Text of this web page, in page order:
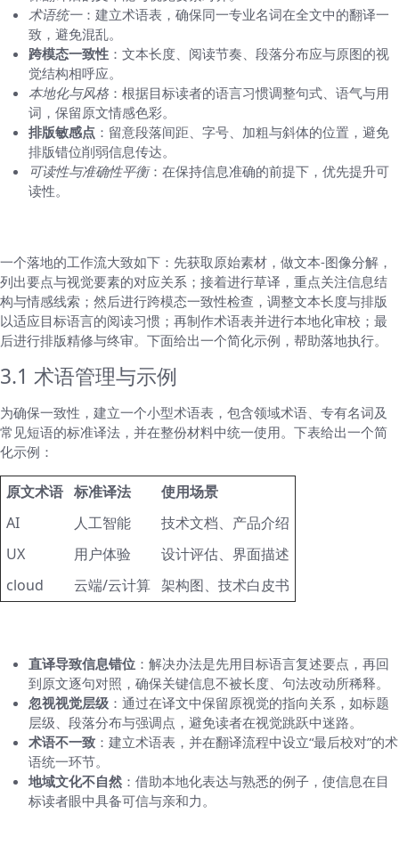
术语统一：建立术语表，确保同一专业名词在全文中的翻译一
致，避免混乱。
跨模态一致性 ：文本长度、阅读节奏、段落分布应与原图的视
觉结构相呼应。
本地化与风格 ：根据目标读者的语言习惯调整句式、语气与用
词，保留原文情感色彩。
排版敏感点 ：留意段落间距、字号、加粗与斜体的位置，避免
排版错位削弱信息传达。
可读性与准确性平衡：在保持信息准确的前提下，优先提升可
读性。
一个落地的工作流大致如下：先获取原始素材，做文本-图像分解，
列出要点与视觉要素的对应关系；接着进行草译，重点关注信息结
构与情感线索；然后进行跨模态一致性检查，调整文本长度与排版
以适应目标语言的阅读习惯；再制作术语表并进行本地化审校；最
后进行排版精修与终审。下面给出一个简化示例，帮助落地执行。
3.1 术语管理与示例
为确保一致性，建立一个小型术语表，包含领域术语、专有名词及
常见短语的标准译法，并在整份材料中统一使用。下表给出一个简
化示例：
原文术语 标准译法
使用场景
AI
人工智能
技术文档、产品介绍
UX
用户体验
设计评估、界面描述
cloud
云端/云计算 架构图、技术白皮书
直译导致信息错位 ：解决办法是先用目标语言复述要点，再回
到原文逐句对照，确保关键信息不被长度、句法改动所稀释。
忽视视觉层级 ：通过在译文中保留原视觉的指向关系，如标题
层级、段落分布与强调点，避免读者在视觉跳跃中迷路。
术语不一致 ：建立术语表，并在翻译流程中设立“最后校对”的术
语统一环节。
地域文化不自然 ：借助本地化表达与熟悉的例子，使信息在目
标读者眼中具备可信与亲和力。